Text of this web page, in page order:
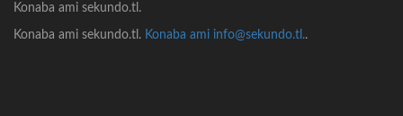
Konaba ami sekundo.tl.
Konaba ami sekundo.tl. Konaba ami info@sekundo.tl..